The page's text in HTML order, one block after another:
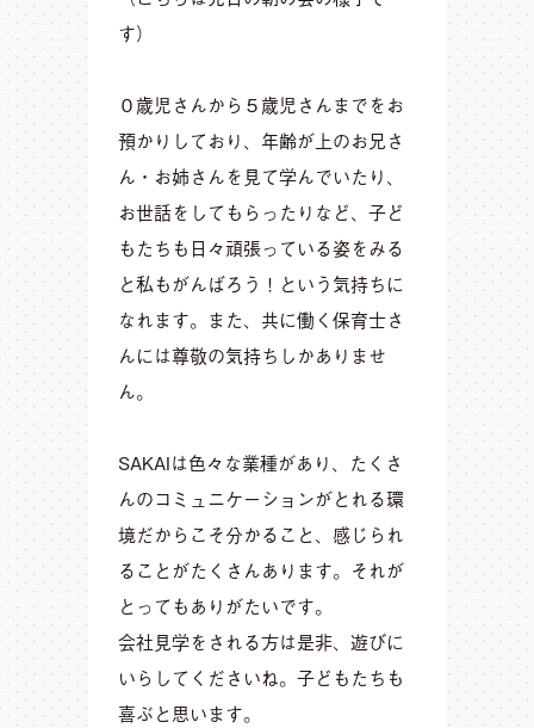
す）
０歳児さんから５歳児さんまでをお
預かりしており、年齢が上のお兄さ
ん・お姉さんを見て学んでいたり、
お世話をしてもらったりなど、子ど
もたちも日々頑張っている姿をみる
と私もがんばろう！という気持ちに
なれます。また、共に働く保育士さ
んには尊敬の気持ちしかありませ
ん。
SAKAIは色々な業種があり、たくさ
んのコミュニケーションがとれる環
境だからこそ分かること、感じられ
ることがたくさんあります。それが
とってもありがたいです。
会社見学をされる方は是非、遊びに
いらしてくださいね。子どもたちも
喜ぶと思います。